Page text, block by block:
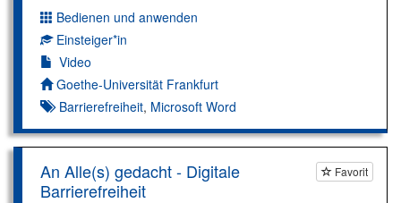
Dimension:
Bedienen und anwenden
Kompetenzniveau:
Einsteiger*in
Video
Autor*in:
Goethe-Universität Frankfurt
Barrierefreiheit, Microsoft Word
Favorit
An Alle(s) gedacht - Digitale
Barrierefreiheit